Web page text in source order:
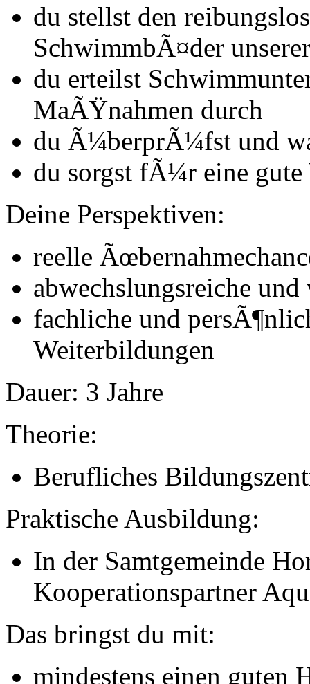
du stellst den
SchwimmbÃ¤der
du erteilst
MaÃŸnahmen durch
du Ã¼berprÃ¼fst und
du sorgst fÃ¼r eine gute
Deine Perspektiven:
reelle
abwechslungsreiche
fachliche und
Weiterbildungen
Dauer: 3 Jahre
Theorie:
Berufliches
Praktische Ausbildung:
In der Samtgemeinde
Kooperationspartner
Das bringst du mit:
mindestens einen guten